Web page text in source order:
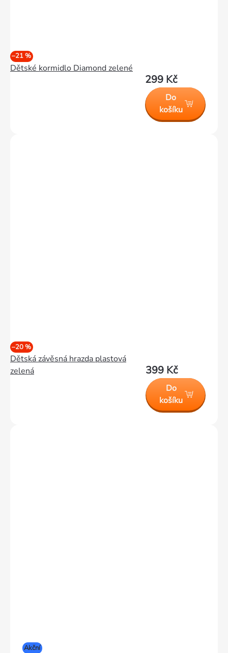
–21 %
Dětské kormidlo Diamond zelené
299 Kč
Do
košíku
–20 %
Dětská závěsná hrazda plastová
zelená
399 Kč
Do
košíku
Akční